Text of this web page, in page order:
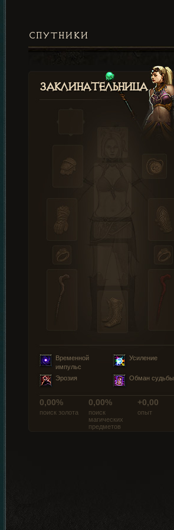
СПУТНИКИ
Заклинательница
Временной
импульс
Усиление
Эрозия Обман судьбы
0,00%
поиск золота
0,00%
поиск
магических
предметов
+0,00
опыт